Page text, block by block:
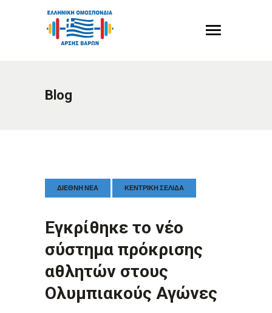
Blog
ΔΙΕΘΝΉ ΝΈΑ ΚΕΝΤΡΙΚΉ ΣΕΛΊΔΑ
Εγκρίθηκε το νέο
σύστημα πρόκρισης
αθλητών στους
Ολυμπιακούς Αγώνες